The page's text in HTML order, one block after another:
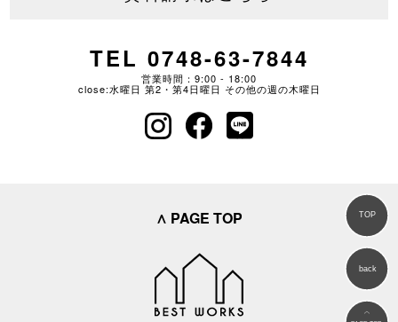
TEL 0748-63-7844
営業時間：9:00 - 18:00
close:水曜日 第2・第4日曜日 その他の週の木曜日
∧ PAGE TOP